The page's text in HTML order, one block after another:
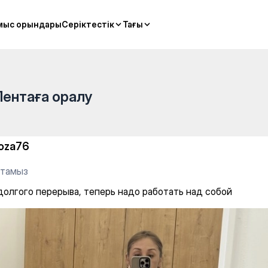
орындарыСеріктестік Тағы
орындарыСеріктестік Тағы
надо работать над
оралу
тамыз
перерыва, теперь надо работать над собой